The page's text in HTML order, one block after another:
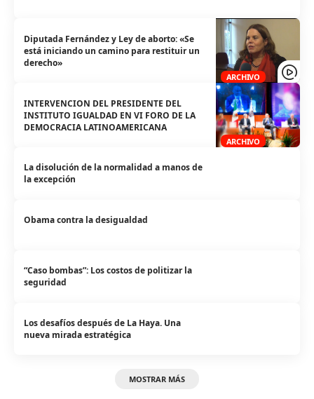
ARCHIVO
Diputada Fernández y Ley de aborto: «Se
está iniciando un camino para restituir un
derecho»
ARCHIVO
INTERVENCION DEL PRESIDENTE DEL
INSTITUTO IGUALDAD EN VI FORO DE LA
DEMOCRACIA LATINOAMERICANA
La disolución de la normalidad a manos de
la excepción
Obama contra la desigualdad
“Caso bombas”: Los costos de politizar la
seguridad
Los desafíos después de La Haya. Una
nueva mirada estratégica
MOSTRAR MÁS